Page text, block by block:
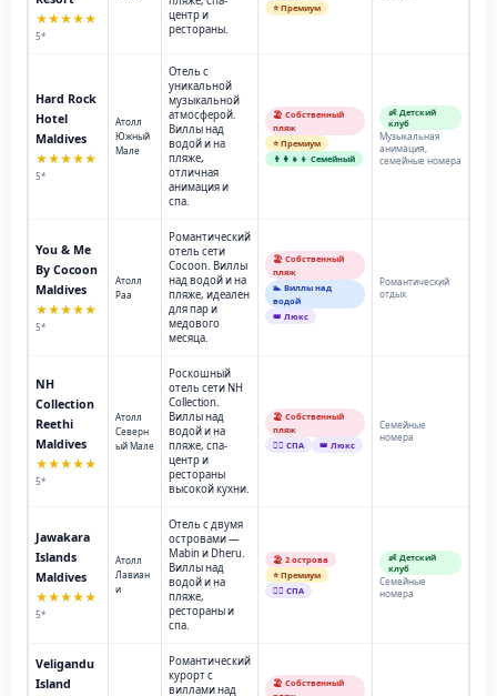
★★★★★
5*
центр и
рестораны.
⭐ Премиум
Hard Rock
Hotel
Maldives
★★★★★
5*
Атолл
Южный
Мале
Отель с
уникальной
музыкальной
атмосферой.
Виллы над
водой и на
пляже,
отличная
анимация и
спа.
🏖️ Собственный
пляж
⭐ Премиум
👨‍👩‍👧‍👦 Семейный
👶 Детский
клуб
Музыкальная
анимация,
семейные номера
You & Me
By Cocoon
Maldives
★★★★★
5*
Атолл
Раа
Романтический
отель сети
Cocoon. Виллы
над водой и на
пляже, идеален
для пар и
медового
месяца.
🏖️ Собственный
пляж
🏊 Виллы над
водой
👑 Люкс
Романтический
отдых
NH
Collection
Reethi
Maldives
★★★★★
5*
Атолл
Северн
ый Мале
Роскошный
отель сети NH
Collection.
Виллы над
водой и на
пляже, спа-
центр и
рестораны
высокой кухни.
🏖️ Собственный
пляж
💆‍♂️ СПА
👑 Люкс
Семейные
номера
Jawakara
Islands
Maldives
★★★★★
5*
Атолл
Лавиан
и
Отель с двумя
островами —
Mabin и Dheru.
Виллы над
водой и на
пляже,
рестораны и
спа.
🏖️ 2 острова
⭐ Премиум
💆‍♂️ СПА
👶 Детский
клуб
Семейные
номера
Veligandu
Island
Романтический
курорт с
виллами над
🏖️ Собственный